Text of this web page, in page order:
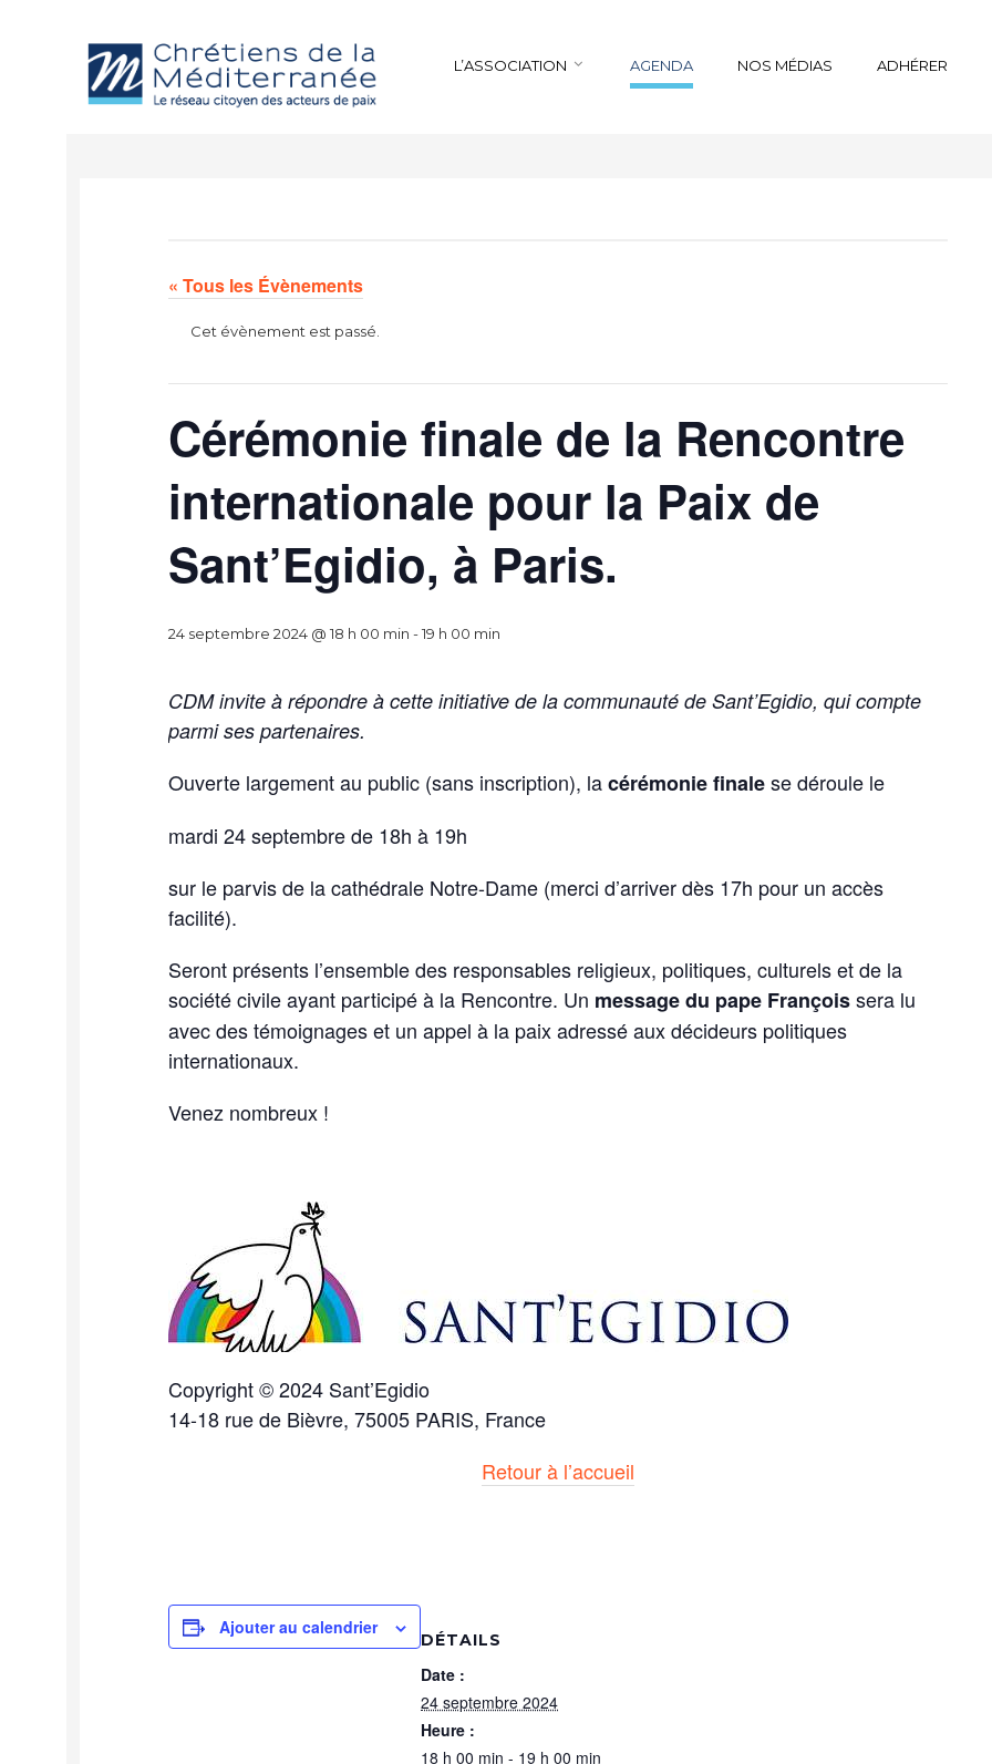
L’ASSOCIATION AGENDA NOS MÉDIAS ADHÉRER
« Tous les Évènements
Cet évènement est passé.
Cérémonie finale de la Rencontre
internationale pour la Paix de
Sant’Egidio, à Paris.
24 septembre 2024 @ 18 h 00 min -19 h 00 min
CDM invite à répondre à cette initiative de la communauté de Sant’Egidio, qui compte
parmi ses partenaires.
Ouverte largement au public (sans inscription), lacérémonie finalese déroule le
mardi 24 septembre de 18h à 19h
sur le parvis de la cathédrale Notre-Dame (merci d’arriver dès 17h pour un accès
facilité).
Seront présents l’ensemble des responsables religieux, politiques, culturels et de la
société civile ayant participé à la Rencontre. Un message du pape Françoissera lu
avec des témoignages et un appel à la paix adressé aux décideurs politiques
internationaux.
Venez nombreux !
Copyright © 2024 Sant’Egidio
14-18 rue de Bièvre, 75005 PARIS, France
Retour à l’accueil
Ajouter au calendrier
DÉTAILS
Date :
24 septembre 2024
Heure :
18 h 00 min - 19 h 00 min